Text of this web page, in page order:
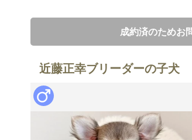
成約済のためお
近藤正幸ブリーダーの子犬